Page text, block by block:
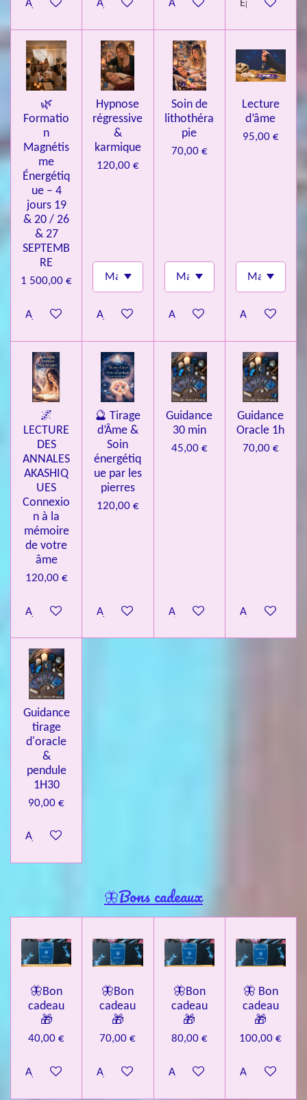
l
Ajouter au panierAjouter au panierAjouter au panierÉpuisé
🌿
Formatio
n
Magnétis
me
Énergétiq
ue – 4
jours 19
& 20 / 26
& 27
SEPTEMB
RE
1 500,00 €
Ajouter au panier
Hypnose
régressive
&
karmique
120,00 €
Ajouter au panier
Soin de
lithothéra
pie
70,00 €
Ajouter au panier
Lecture
d’âme
95,00 €
Ajouter au
🌌
LECTURE
DES
ANNALES
AKASHIQ
UES
Connexio
n à la
mémoire
de votre
âme
120,00 €
Ajouter au panier
🔮 Tirage
d’Âme &
Soin
énergétiq
ue par les
pierres
120,00 €
Ajouter au panier
Guidance
30 min
45,00 €
Ajouter au panier
Guidance
Oracle 1h
70,00 €
Ajouter au
Guidance
tirage
d'oracle
&
pendule
1H30
90,00 €
Ajouter au panier
🦋Bons cadeaux
🦋Bon
cadeau
🎁
40,00 €
Ajouter au panier
🦋Bon
cadeau
🎁
70,00 €
Ajouter au panier
🦋Bon
cadeau
🎁
80,00 €
Ajouter au panier
🦋 Bon
cadeau
🎁
100,00 €
Ajouter au